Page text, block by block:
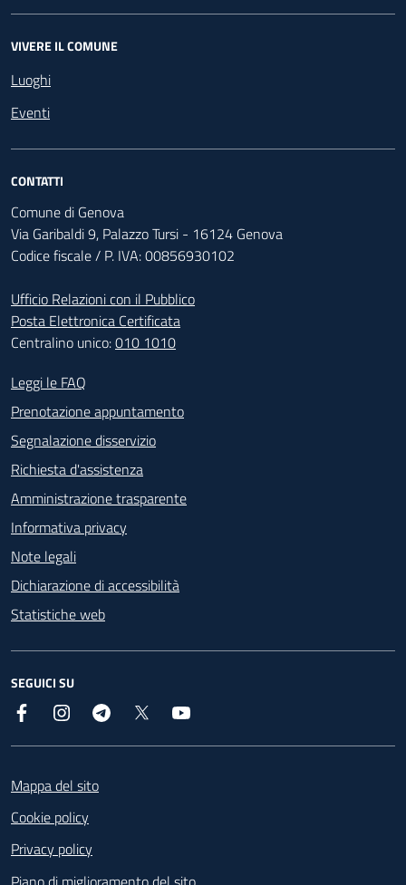
VIVERE IL COMUNE
Luoghi
Eventi
CONTATTI
Comune di Genova
Via Garibaldi 9, Palazzo Tursi - 16124 Genova
Codice fiscale / P. IVA: 00856930102
Ufficio Relazioni con il Pubblico
Posta Elettronica Certificata
Centralino unico:010 1010
Footer - Contatti
Leggi le FAQ
Prenotazione appuntamento
Segnalazione disservizio
Richiesta d'assistenza
Amministrazione trasparente
Informativa privacy
Note legali
Dichiarazione di accessibilità
Statistiche web
SEGUICI SU
Facebook InstagramTelegram
Mappa del sito
Cookie policy
Privacy policy